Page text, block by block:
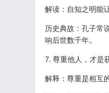
解读：自知之明能
历史典故：孔子常
响后世数千年。
7. 尊重他人，才是
解释：尊重是相互